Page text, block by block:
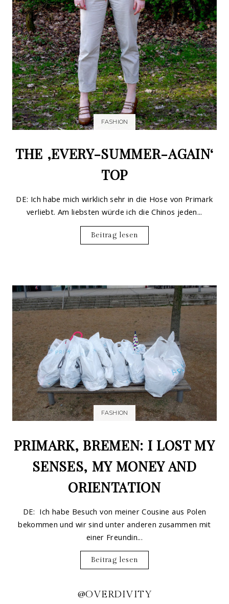
FASHION
THE ‚EVERY-SUMMER-AGAIN‘
TOP
DE: Ich habe mich wirklich sehr in die Hose von Primark
verliebt. Am liebsten würde ich die Chinos jeden...
Beitrag lesen
FASHION
PRIMARK, BREMEN: I LOST MY
SENSES, MY MONEY AND
ORIENTATION
DE: Ich habe Besuch von meiner Cousine aus Polen
bekommen und wir sind unter anderen zusammen mit
einer Freundin...
Beitrag lesen
@OVERDIVITY